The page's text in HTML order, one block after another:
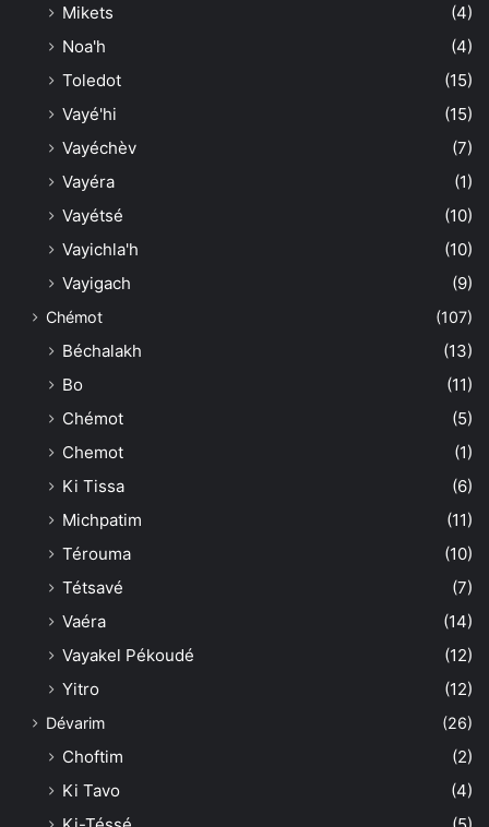
Mikets
(4)
Noa'h
(4)
Toledot
(15)
Vayé'hi
(15)
Vayéchèv
(7)
Vayéra
(1)
Vayétsé
(10)
Vayichla'h
(10)
Vayigach
(9)
Chémot (107)
Béchalakh
(13)
Bo
(11)
Chémot
(5)
Chemot
(1)
Ki Tissa
(6)
Michpatim
(11)
Térouma
(10)
Tétsavé
(7)
Vaéra
(14)
Vayakel Pékoudé
(12)
Yitro
(12)
Dévarim (26)
Choftim
(2)
Ki Tavo
(4)